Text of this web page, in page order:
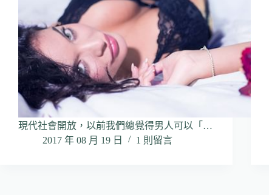
現代社會開放，以前我們總覺得男人可以「…
2017 年 08 月 19 日
1 則留言